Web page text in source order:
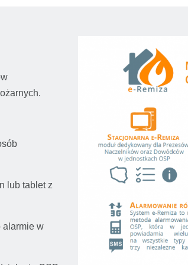
lub tablet z
alarmie w